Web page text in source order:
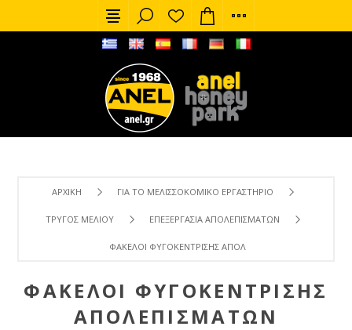
ΑΡΧΙΚΉ ΓΙΑ ΤΟ ΜΕΛΙΣΣΟΚΟΜΙΚΌ ΕΡΓΑΣΤΉΡΙΟ
ΤΡΎΓΟΣ ΜΕΛΙΟΎ ΕΠΕΞΕΡΓΑΣΊΑ ΑΠΟΛΕΠΙΣΜΆΤΩΝ
ΦΆΚΕΛΟΙ ΦΥΓΟΚΈΝΤΡΙΣΗΣ ΑΠΟΛΕΠΙΣΜΆΤΩΝ
ΦΆΚΕΛΟΙ ΦΥΓΟΚΈΝΤΡΙΣΗΣ
ΑΠΟΛΕΠΙΣΜΆΤΩΝ